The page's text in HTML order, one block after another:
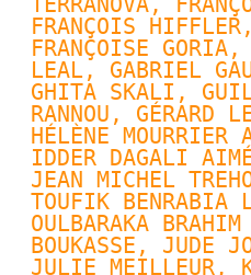
FRANÇOIS HIFFLER,
FRANÇOISE GORIA,
LEAL, GABRIEL
GHITA SKALI,
RANNOU , GÉRARD
HÉLÈNE
IDDER DAGALI
JEAN MICHEL
TOUFIK BENRABIA
OULBARAKA BRAHIM
BOUKASSE, JUDE
JULIE MEILLEUR,